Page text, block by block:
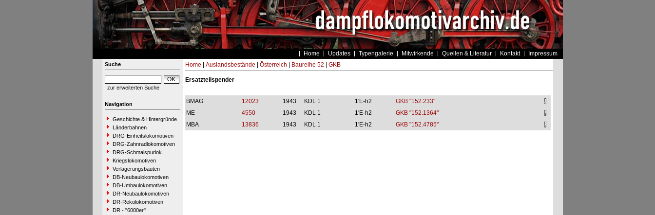
Home Updates Typengalerie Mitwirkende Quellen & Literatur Kontakt Impressum
Suche
zur erweiterten Suche
Navigation
Geschichte & Hintergründe
Länderbahnen
DRG-Einheitslokomotiven
DRG-Zahnradlokomotiven
DRG-Schmalspurlok.
Kriegslokomotiven
Verlagerungsbauten
DB-Neubaulokomotiven
DB-Umbaulokomotiven
DR-Neubaulokomotiven
DR-Rekolokomotiven
DR - "6000er"
Home Auslandsbestände Österreich Baureihe 52 GKB
Ersatzteilspender
BMAG 12023 1943 KDL 1 1'E-h2
GKB "152.233"
ME
4550 1943 KDL 1 1'E-h2
GKB "152.1364"
MBA
13836 1943 KDL 1 1'E-h2 GKB "152.4785"